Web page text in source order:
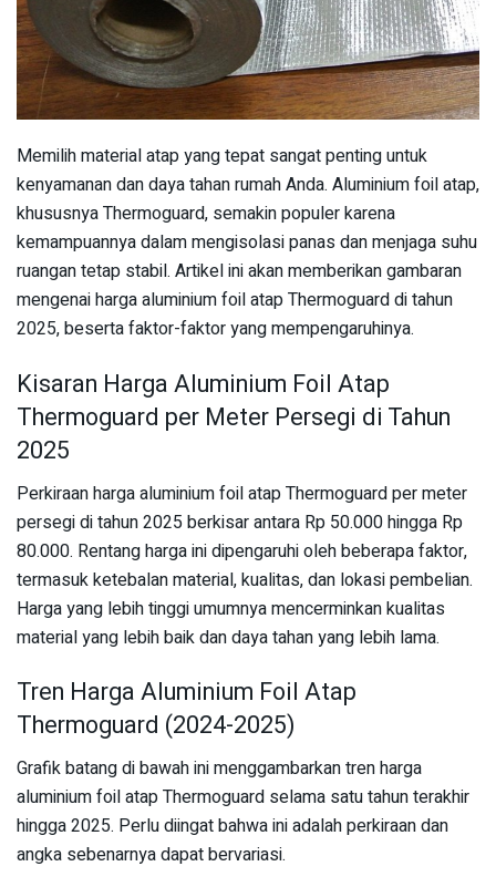
Memilih material atap yang tepat sangat penting untuk
kenyamanan dan daya tahan rumah Anda. Aluminium foil atap,
khususnya Thermoguard, semakin populer karena
kemampuannya dalam mengisolasi panas dan menjaga suhu
ruangan tetap stabil. Artikel ini akan memberikan gambaran
mengenai harga aluminium foil atap Thermoguard di tahun
2025, beserta faktor-faktor yang mempengaruhinya.
Kisaran Harga Aluminium Foil Atap
Thermoguard per Meter Persegi di Tahun
2025
Perkiraan harga aluminium foil atap Thermoguard per meter
persegi di tahun 2025 berkisar antara Rp 50.000 hingga Rp
80.000. Rentang harga ini dipengaruhi oleh beberapa faktor,
termasuk ketebalan material, kualitas, dan lokasi pembelian.
Harga yang lebih tinggi umumnya mencerminkan kualitas
material yang lebih baik dan daya tahan yang lebih lama.
Tren Harga Aluminium Foil Atap
Thermoguard (2024-2025)
Grafik batang di bawah ini menggambarkan tren harga
aluminium foil atap Thermoguard selama satu tahun terakhir
hingga 2025. Perlu diingat bahwa ini adalah perkiraan dan
angka sebenarnya dapat bervariasi.